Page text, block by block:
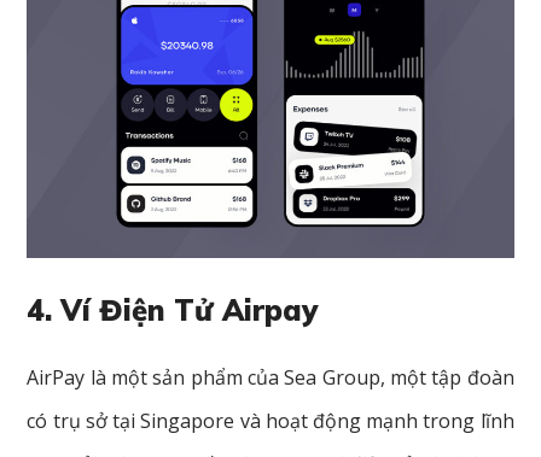
4. Ví Điện Tử Airpay
AirPay là một sản phẩm của Sea Group, một tập đoàn
có trụ sở tại Singapore và hoạt động mạnh trong lĩnh